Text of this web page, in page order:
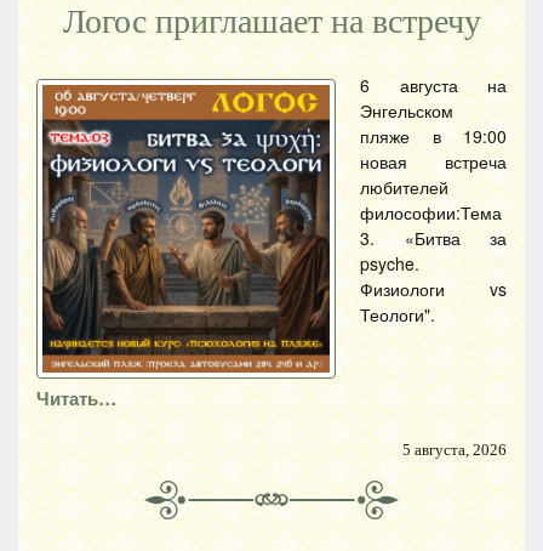
Логос приглашает на встречу
6 августа на
Энгельском
пляже в 19:00
новая встреча
любителей
философии:Тема
3. «Битва за
psyche.
Физиологи vs
Теологи".
Читать…
5 августа, 2026